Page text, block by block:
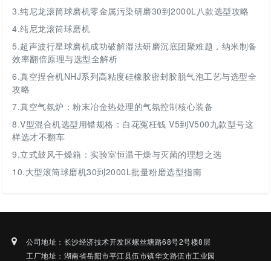
3.纯尼龙滚筒球磨机零金属污染研磨30到2000L八款选型攻略
4.纯尼龙滚筒球磨机
5.超声波行星球磨机成功破解湿法研磨沉底团聚难题，纳米制备
效率翻倍原理与选型全解析
6.真空捏合机NHJ系列高粘度硅橡胶密封胶脱气泡工艺与选型全
攻略
7.真空气氛炉：粉末冶金热处理的气氛控制核心装备
8.V型混合机选型用错规格：白花冤枉钱 V5到V500九款型号这
样选才不翻车
9.立式鼓风干燥箱：实验室恒温干燥与灭菌的理想之选
10.大型滚筒球磨机30到2000L批量粉磨选型指南
公司地址：长沙经济技术开发区螺丝塘路68号2号楼8层
工厂地址：湖南省岳阳市平江县伍市镇华文路伍市工业园